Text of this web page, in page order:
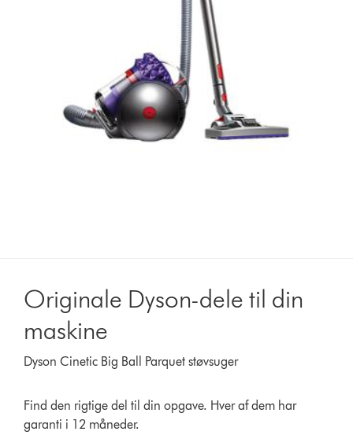
Originale Dyson-dele til din
maskine
Dyson Cinetic Big Ball Parquet støvsuger
Find den rigtige del til din opgave. Hver af dem har
garanti i 12 måneder.